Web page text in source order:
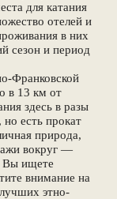
для катания
отелей и
в них
сезон и период
Франковской
в 13 км от
здесь в разы
есть прокат
природа,
вокруг —
Вы ищете
внимание на
этно-